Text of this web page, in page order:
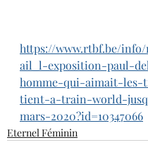
https://www.rtbf.be/info/
ail_l-exposition-paul-
homme-qui-aimait-les-
tient-a-train-world-
mars-2020?id=10347066
Eternel Féminin